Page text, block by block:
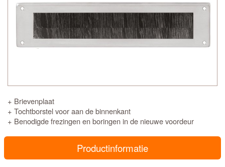
+ Brievenplaat
+ Tochtborstel voor aan de binnenkant
+ Benodigde frezingen en boringen in de nieuwe voordeur
Productinformatie